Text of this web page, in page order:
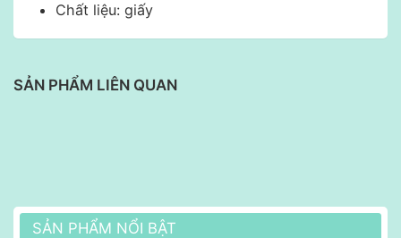
Chất liệu: giấy
SẢN PHẨM LIÊN QUAN
SẢN PHẨM NỔI BẬT